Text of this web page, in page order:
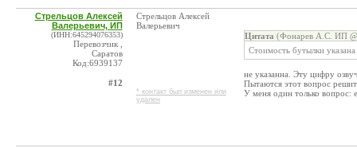
Стрельцов Алексей
Валерьевич, ИП
(ИНН:645294076353)
Перевозчик ,
Саратов
Код:6939137
#12
Стрельцов Алексей
Валерьевич
* контакт был изменен или
удален
Цитата (Фонарев А.С. ИП
Стоимость бутылки
не указанна. Эту цифру
Пытаются этот вопрос
У меня один только вопрос: